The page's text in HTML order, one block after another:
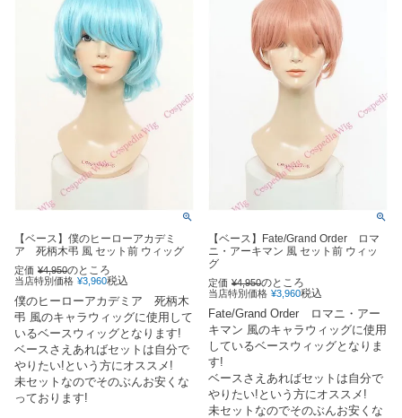
【ベース】僕のヒーローアカデミ
ア 死柄木弔 風 セット前 ウィッグ
定価 ¥4,950のところ
当店特別価格 ¥3,960税込
僕のヒーローアカデミア 死柄木
弔 風のキャラウィッグに使用して
いるベースウィッグとなります!
ベースさえあればセットは自分で
やりたい!という方にオススメ!
未セットなのでそのぶんお安くな
っております!
【ベース】Fate/Grand Order ロマ
ニ・アーキマン 風 セット前 ウィッ
グ
定価 ¥4,950のところ
当店特別価格 ¥3,960税込
Fate/Grand Order ロマニ・アー
キマン 風のキャラウィッグに使用
しているベースウィッグとなりま
す!
ベースさえあればセットは自分で
やりたい!という方にオススメ!
未セットなのでそのぶんお安くな